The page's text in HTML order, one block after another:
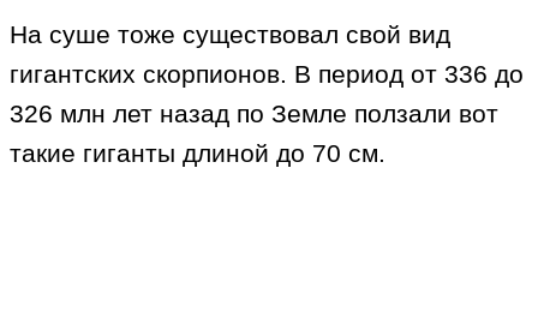
На суше тоже существовал свой вид
гигантских скорпионов. В период от 336 до
326 млн лет назад по Земле ползали вот
такие гиганты длиной до 70 см.